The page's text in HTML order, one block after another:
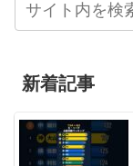
新着記事